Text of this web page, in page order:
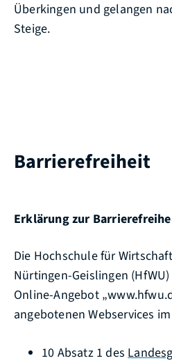
Überkingen und gelangen
Steige.
Barrierefreiheit
Erklärungzur
Die Hochschule für
Nürtingen-Geislingen
Online-Angebot
angebotenen Webservices
10 Absatz 1 des